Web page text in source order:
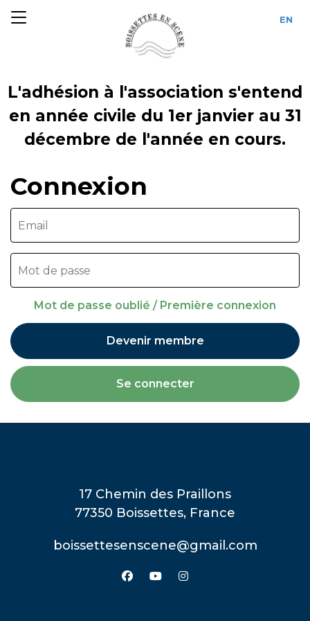
L'adhésion à l'association s'entend
en année civile du 1er janvier au 31
décembre de l'année en cours.
Connexion
Mot de passe oublié / Première connexion
Devenir membre
17 Chemin des Praillons
77350 Boissettes, France
boissettesenscene@gmail.com
facebookyoutubeinstagram